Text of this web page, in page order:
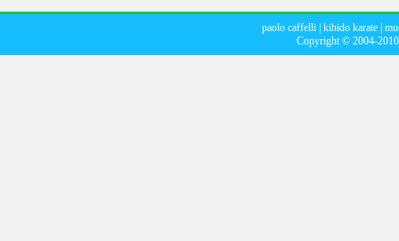
paolo caffelli| kihido karate|
Copyright © 2004-